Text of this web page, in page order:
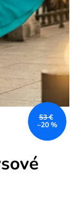
53 €
–20 %